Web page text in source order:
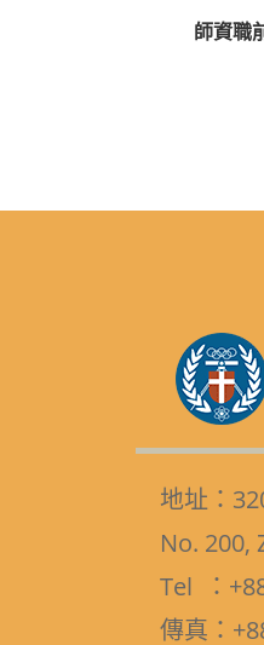
師資職
地址：
No. 200,
Tel ：
傳真：